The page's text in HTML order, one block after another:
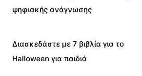
ψηφιακής ανάγνωσης
Διασκεδάστε με 7 βιβλία για το
Halloween για παιδιά